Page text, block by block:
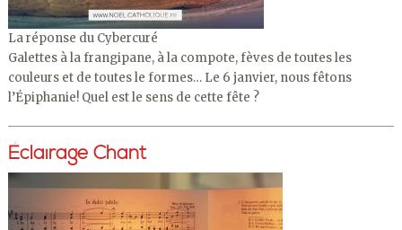
La réponse du Cybercuré
Galettes à la frangipane, à la compote, fèves de toutes les
couleurs et de toutes le formes… Le 6 janvier, nous fêtons
l’Épiphanie! Quel est le sens de cette fête ?
Éclairage Chant